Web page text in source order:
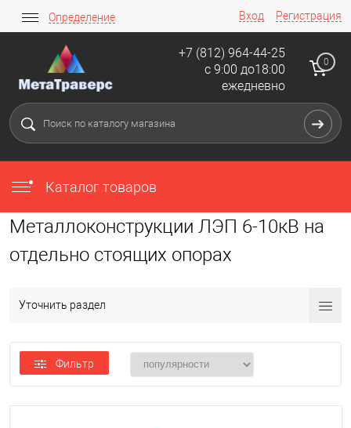
Вход Регистрация
Определение
+7 (812) 964-44-25
с 9:00 до18:00
ежедневно
0
Каталог товаров
Металлоконструкции ЛЭП 6-10кВ на
отдельно стоящих опорах
Уточнить раздел
Фильтр